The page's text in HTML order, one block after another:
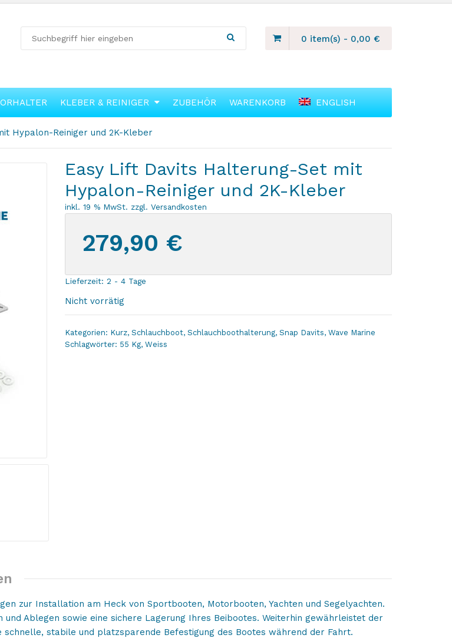
0 item(s) - 0,00 €
KLEBER & REINIGER ZUBEHÖR WARENKORB ENGLISH
Hypalon-Reiniger und 2K-Kleber
Easy Lift Davits Halterung-Set mit
Hypalon-Reiniger und 2K-Kleber
inkl. 19 % MwSt. zzgl. Versandkosten
279,90 €
Lieferzeit: 2 - 4 Tage
Nicht vorrätig
Kategorien: Kurz, Schlauchboot, Schlauchboothalterung, Snap Davits, Wave Marine
Schlagwörter: 55 Kg, Weiss
zur Installation am Heck von Sportbooten, Motorbooten, Yachten und Segelyachten.
Ablegen sowie eine sichere Lagerung Ihres Beibootes. Weiterhin gewährleistet der
stabile und platzsparende Befestigung des Bootes während der Fahrt.